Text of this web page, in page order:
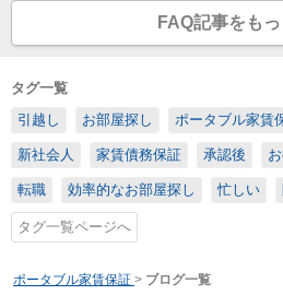
FAQ記事をも
タグ一覧
引越し
お部屋探し ポータブル家賃
新社会人 家賃債務保証 承認後
転職 効率的なお部屋探し 忙しい
タグ一覧ページへ
ポータブル家賃保証 > ブログ一覧